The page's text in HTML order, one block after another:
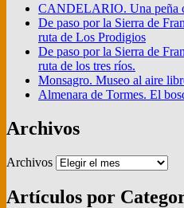
CANDELARIO. Una peña
De paso por la Sierra de
ruta de Los Prodigios
De paso por la Sierra de
ruta de los tres ríos.
Monsagro. Museo al aire
Almenara de Tormes. El
Archivos
Archivos
Artículos por